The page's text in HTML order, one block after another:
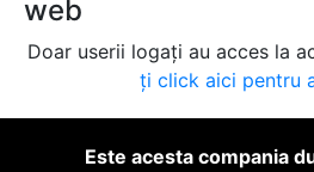
web
Doar userii logați au acces la
ți click aici pentru
Este acesta compania